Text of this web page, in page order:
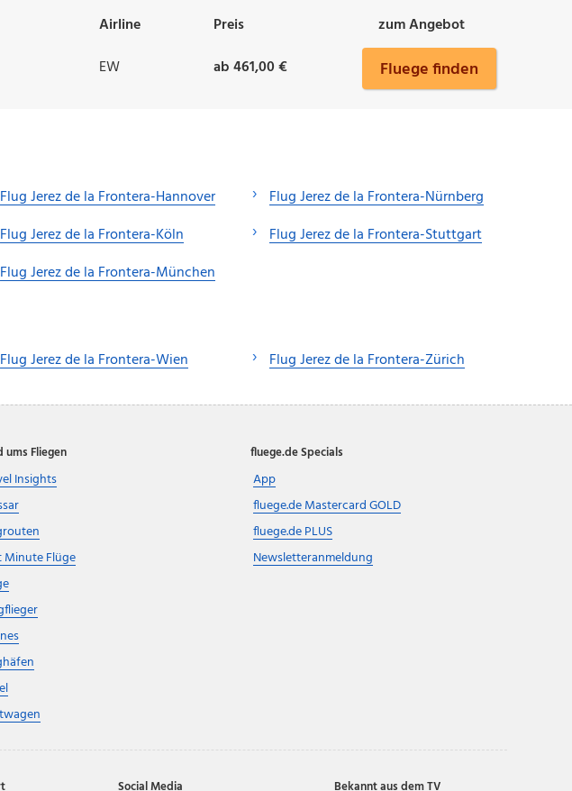
Airline Preis
zum Angebot
EW ab 461,00 € Fluege finden
Flug Jerez de la Frontera-Hannover
Flug Jerez de la Frontera-Köln
Flug Jerez de la Frontera-München
Flug Jerez de la Frontera-Nürnberg
Flug Jerez de la Frontera-Stuttgart
Flug Jerez de la Frontera-Wien Flug Jerez de la Frontera-Zürich